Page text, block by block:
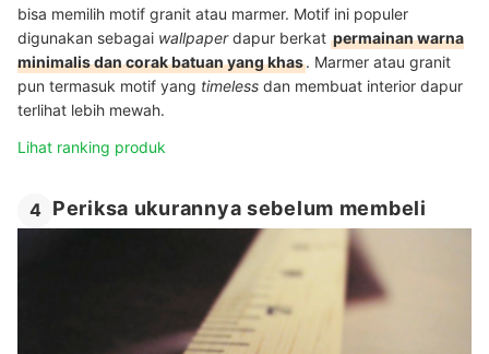
bisa memilih motif granit atau marmer. Motif ini populer
digunakan sebagai wallpaperdapur berkat permainan warna
minimalis dan corak batuan yang khas. Marmer atau granit
pun termasuk motif yang timeless dan membuat interior dapur
terlihat lebih mewah.
Lihat ranking produk
4 Periksa ukurannya sebelum membeli